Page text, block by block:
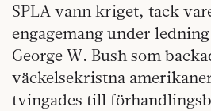
SPLA vann kriget, tack
engagemang under
George W. Bush som
väckelsekristna
tvingades till